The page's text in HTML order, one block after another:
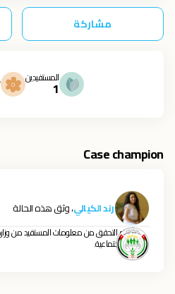
مشاركة
المستفيدين
1
Case champion
رند الكيالي، وثق هذه الحالة
تم التحقق من معلومات المستفيد من
الاجتماعية.